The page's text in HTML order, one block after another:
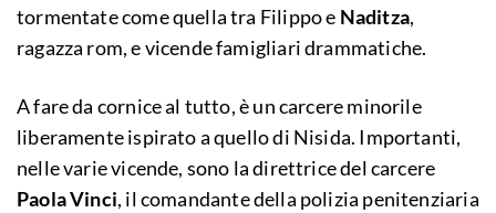
tormentate come quella tra Filippo e Naditza,
ragazza rom, e vicende famigliari drammatiche.
A fare da cornice al tutto, è un carcere minorile
liberamente ispirato a quello di Nisida. Importanti,
nelle varie vicende, sono la direttrice del carcere
Paola Vinci, il comandante della polizia penitenziaria